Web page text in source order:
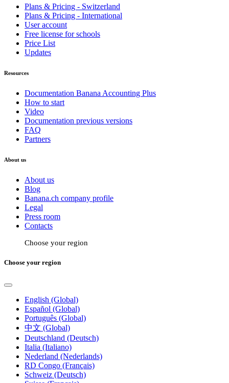
Plans & Pricing - Switzerland
Plans & Pricing - International
User account
Free license for schools
Price List
Updates
Resources
Documentation Banana Accounting Plus
How to start
Video
Documentation previous versions
FAQ
Partners
About us
About us
Blog
Banana.ch company profile
Legal
Press room
Contacts
Choose your region
Choose your region
English (Global)
Español (Global)
Português (Global)
中文 (Global)
Deutschland (Deutsch)
Italia (Italiano)
Nederland (Nederlands)
RD Congo (Français)
Schweiz (Deutsch)